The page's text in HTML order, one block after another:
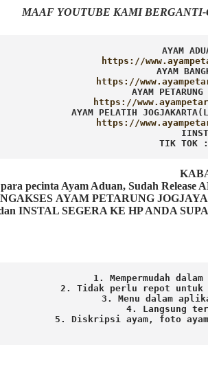
MAAF YOUTUBE KAMI
AYAM
AYAM
AYAM
AYAM PELATIH
TIK TOK
pecinta Ayam Aduan, Sudah
AYAM PETARUNG
INSTAL SEGERA KE HP ANDA
1. Mempermudah
2. Tidak perlu repot untuk
3. Menu dalam
4. Langsung
5. Diskripsi ayam, foto